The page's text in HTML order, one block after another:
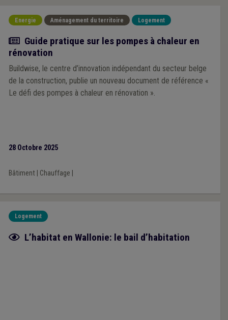
Energie Aménagement du territoire Logement
Actualité
Guide pratique sur les pompes à chaleur en
rénovation
Buildwise, le centre d’innovation indépendant du secteur belge
de la construction, publie un nouveau document de référence «
Le défi des pompes à chaleur en rénovation ».
28 Octobre 2025
Bâtiment| Chauffage
Logement
Fiche focus
L’habitat en Wallonie: le bail d’habitation